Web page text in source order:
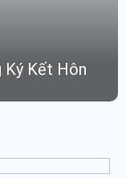
Ký Kết Hôn